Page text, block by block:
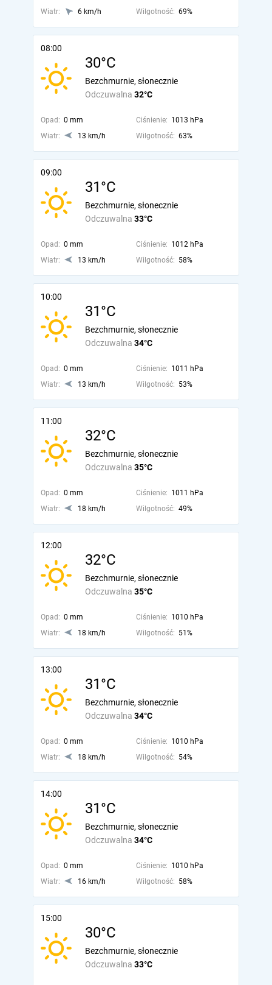
Wiatr: 6 km/h Wilgotność: 69%
08:00
30°C
Odczuwalna 32°C
Bezchmurnie, słonecznie
Opad: 0 mm Ciśnienie: 1013 hPa
Wiatr:
13 km/h Wilgotność: 63%
09:00
31°C
Odczuwalna 33°C
Bezchmurnie, słonecznie
Opad: 0 mm Ciśnienie: 1012 hPa
Wiatr:
13 km/h Wilgotność: 58%
10:00
31°C
Odczuwalna 34°C
Bezchmurnie, słonecznie
Opad: 0 mm Ciśnienie: 1011 hPa
Wiatr:
13 km/h Wilgotność: 53%
11:00
32°C
Odczuwalna 35°C
Bezchmurnie, słonecznie
Opad: 0 mm Ciśnienie: 1011 hPa
Wiatr:
18 km/h Wilgotność: 49%
12:00
32°C
Odczuwalna 35°C
Bezchmurnie, słonecznie
Opad: 0 mm Ciśnienie: 1010 hPa
Wiatr:
18 km/h Wilgotność: 51%
13:00
31°C
Odczuwalna 34°C
Bezchmurnie, słonecznie
Opad: 0 mm Ciśnienie: 1010 hPa
Wiatr:
18 km/h Wilgotność: 54%
14:00
31°C
Odczuwalna 34°C
Bezchmurnie, słonecznie
Opad: 0 mm Ciśnienie: 1010 hPa
Wiatr:
16 km/h Wilgotność: 58%
15:00
30°C
Odczuwalna 33°C
Bezchmurnie, słonecznie